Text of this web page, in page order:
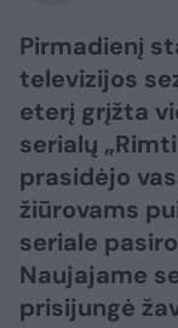
Pirmadienį
televizijos
eterį grįžta
serialų
prasidėjo
žiūrovams
seriale
Naujajame
prisijungė